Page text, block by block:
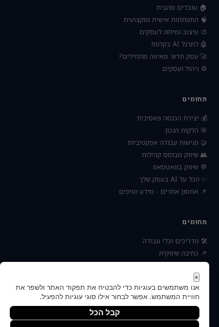
🏠 עובדים מהבית
🧠 התפתחות אישית ומקצועית
🎨 עיצוב ומיתוג לעסקים
🤖 לתרגל AI בקלות!
🚀 עסק חדש: מאיפה מתחילים?
⚙️ ניהול ועסקים
תחומים
💰 יצירת הכנסה פאסיבית
🎯 הלקוח הנכון
🤝 פגישות עבודה אפקטיביות
👥 שיווק מבוסס קהילות
💬 שיווק בוואטסאפ
✨ הכל על AI בעסק שלך
📌 אחסון אתרים - מידע וטיפים
תחומים
🛠 מדריכים וכלי עבודה
📌 כתיבה שיווקית
📌 socialbee מפלצת המדיה
📌 נטוורקינג וקשרים עסקיים
📌 חדשות כלכלה ועסקים
×
אנו משתמשים בעוגיות כדי להבטיח את תפקוד האתר ולשפר את
חוויית המשתמש. אפשר לבחור אילו סוגי עוגיות להפעיל.
קבל הכל